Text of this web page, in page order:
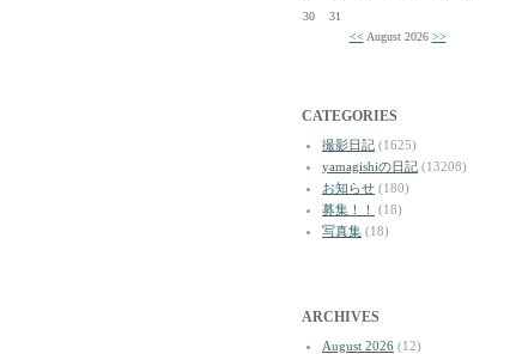
30
31
<< August 2026 >>
CATEGORIES
撮影日記 (1625)
yamagishiの日記 (13208)
お知らせ (180)
募集！！
(18)
写真集 (18)
ARCHIVES
August 2026 (12)